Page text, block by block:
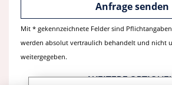
Mit * gekennzeichnete Felder sind
werden absolut vertraulich behandelt und nicht
weitergegeben.
WEITERE